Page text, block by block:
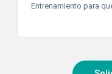
Entrenamiento para